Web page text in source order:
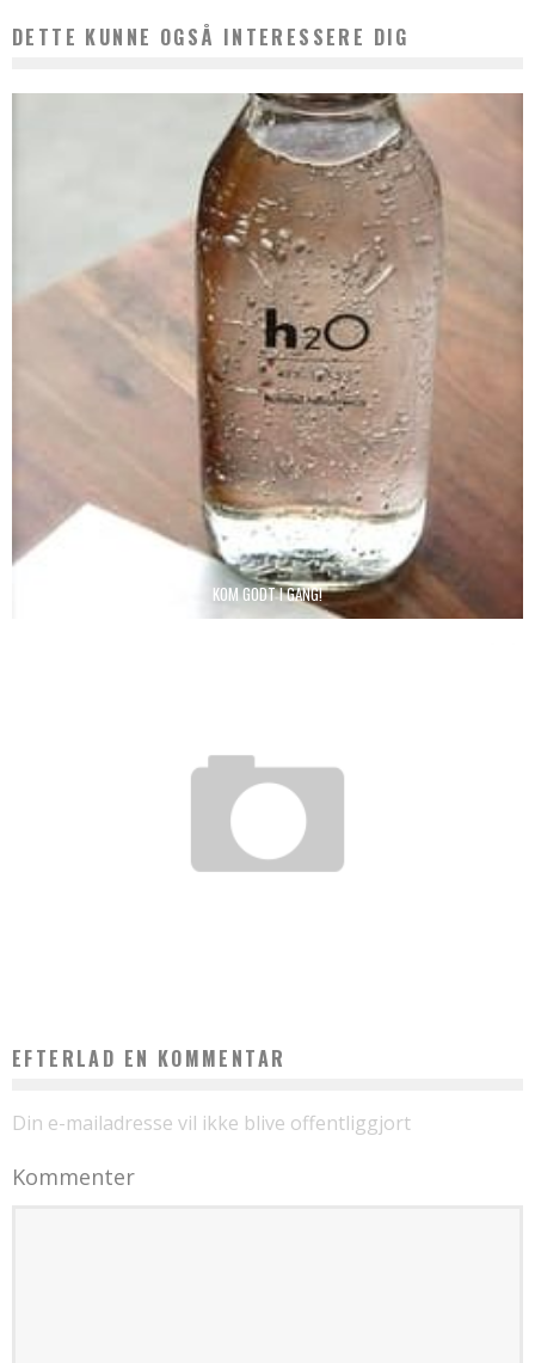
DETTE KUNNE OGSÅ INTERESSERE DIG
KOM GODT I GANG!
EFTERLAD EN KOMMENTAR
Din e-mailadresse vil ikke blive offentliggjort
Kommenter